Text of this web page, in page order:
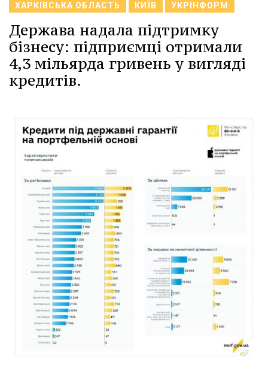
ХАРКІВСЬКА ОБЛАСТЬ КИЇВ УКРІНФОРМ
Держава надала підтримку
бізнесу: підприємці отримали
4,3 мільярда гривень у вигляді
кредитів.